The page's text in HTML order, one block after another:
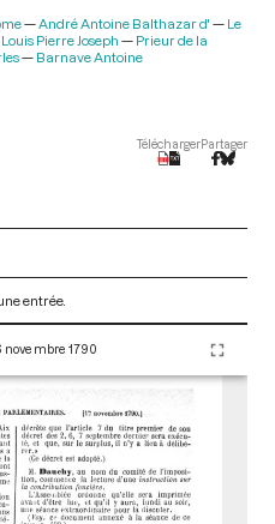
André Antoine Balthazar d'
Le
Pierre Joseph
Prieur de la
Barnave Antoine
TéléchargerPartager
entrée.
novembre 1790